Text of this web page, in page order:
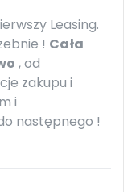
Leasing.
! Cała
, od
zakupu i
i
następnego !